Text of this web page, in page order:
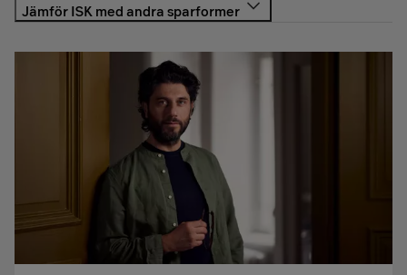
Få tillgång till dina pengar när du vill och utan kostnad
Schablonbeskattning
Årlig avgift för sparformen
Möjlighet att placera i fonder